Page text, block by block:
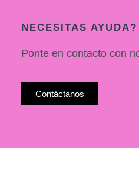
NECESITAS AYUDA?
Ponte en contacto con
Contáctanos